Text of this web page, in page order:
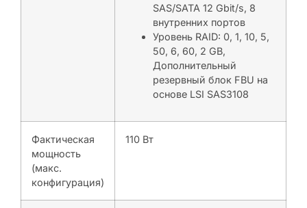
SAS/SATA 12 Gbit/s, 8
внутренних портов
Уровень RAID: 0, 1, 10, 5,
50, 6, 60, 2 GB,
Дополнительный
резервный блок FBU на
основе LSI SAS3108
Фактическая
мощность
(макс.
конфигурация)
110 Вт